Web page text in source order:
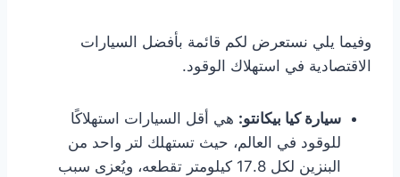
وفيما يلي نستعرض لكم قائمة بأفضل السيارات
الاقتصادية في استهلاك الوقود.
سيارة كيا بيكانتو: هي أقل السيارات استهلاكًا
للوقود في العالم، حيث تستهلك لتر واحد من
البنزين لكل 17.8 كيلومتر تقطعه، ويُعزى سبب